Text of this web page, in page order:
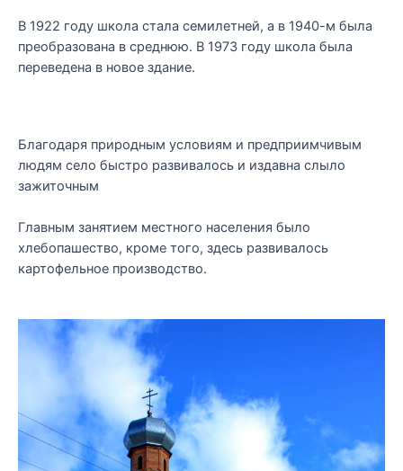
В 1922 году школа стала семилетней, а в 1940-м была
преобразована в среднюю. В 1973 году школа была
переведена в новое здание.
Благодаря природным условиям и предприимчивым
людям село быстро развивалось и издавна слыло
зажиточным
Главным занятием местного населения было
хлебопашество, кроме того, здесь развивалось
картофельное производство.